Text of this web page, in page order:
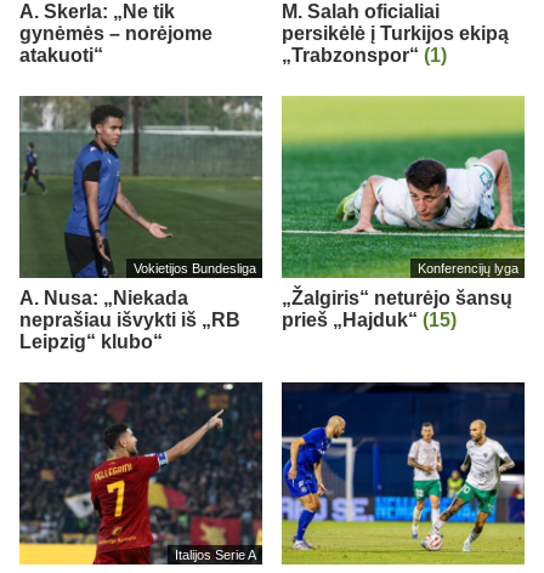
A. Skerla: „Ne tik
gynėmės – norėjome
atakuoti“
M. Salah oficialiai
persikėlė į Turkijos ekipą
„Trabzonspor“ (1)
Vokietijos Bundesliga
A. Nusa: „Niekada
neprašiau išvykti iš „RB
Leipzig“ klubo“
Konferencijų lyga
„Žalgiris“ neturėjo šansų
prieš „Hajduk“ (15)
Italijos Serie A